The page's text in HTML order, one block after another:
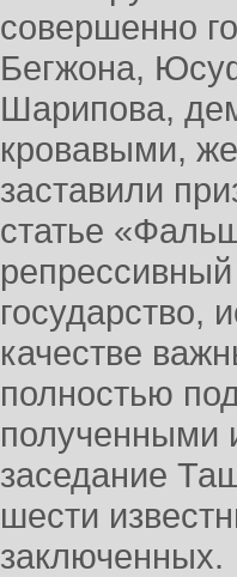
совершенно
Бегжона,
Шарипова,
кровавыми,
заставили
статье
государство,
качестве
полностью
полученными
заседание
шести
заключенных.